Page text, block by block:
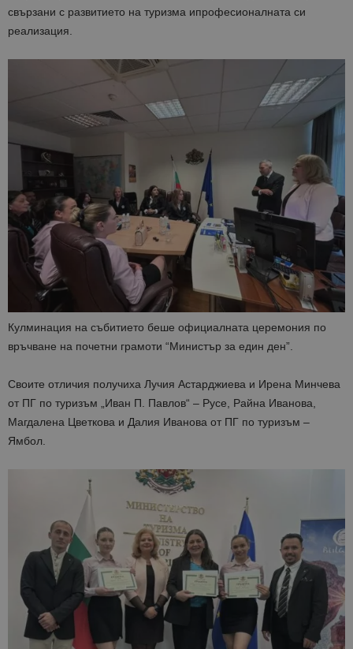
свързани с развитието на туризма ипрофесионалната си
реализация.
Кулминация на събитието беше официалната церемония по
връчване на почетни грамоти “Министър за един ден”.
Своите отличия получиха Лучия Астарджиева и Ирена Минчева
от ПГ по туризъм „Иван П. Павлов“ – Русе, Райна Иванова,
Магдалена Цветкова и Далия Иванова от ПГ по туризъм –
Ямбол.